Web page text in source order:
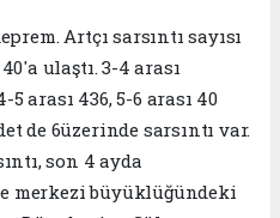
Artçı sarsıntı sayısı
ulaştı. 3-4 arası
arası 436, 5-6 arası 40
de 6üzerinde sarsıntı var.
son 4 ayda
merkezi büyüklüğündeki